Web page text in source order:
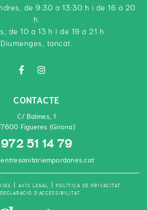
de 9:30 a 13:30 h i de 16 a 20
h.
de 10 a 13 h i de 19 a 21 h.
Diumenges, tancat.
CONTACTE
C/ Balmes, 1
Figueres (Girona)
972 51 14 79
AVÍS LEGAL
POLÍTICA DE PRIVACITAT
DECLARACIÓ D'ACCESSIBILITAT